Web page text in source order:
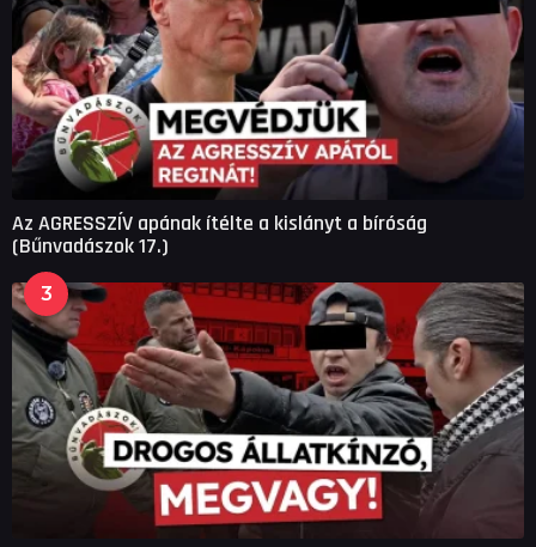
Az AGRESSZÍV apának ítélte a kislányt a bíróság
(Bűnvadászok 17.)
3